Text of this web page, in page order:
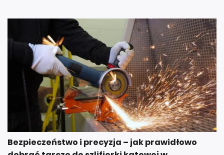
Bezpieczeństwo i precyzja – jak prawidłowo